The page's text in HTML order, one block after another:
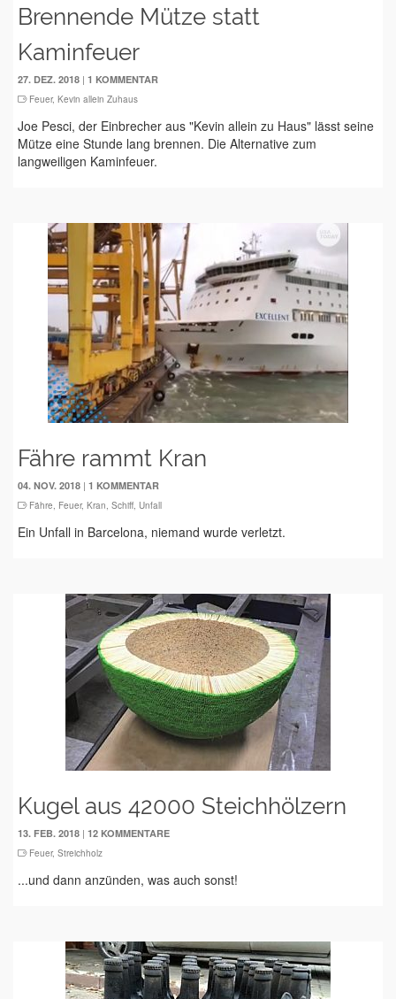
Brennende Mütze statt
Kaminfeuer
27. DEZ. 2018 | 1 KOMMENTAR
Feuer, Kevin allein Zuhaus
Joe Pesci, der Einbrecher aus "Kevin allein zu Haus" lässt seine
Mütze eine Stunde lang brennen. Die Alternative zum
langweiligen Kaminfeuer.
Fähre rammt Kran
04. NOV. 2018 | 1 KOMMENTAR
Fähre, Feuer, Kran, Schiff, Unfall
Ein Unfall in Barcelona, niemand wurde verletzt.
Kugel aus 42000 Steichhölzern
13. FEB. 2018 | 12 KOMMENTARE
Feuer, Streichholz
...und dann anzünden, was auch sonst!